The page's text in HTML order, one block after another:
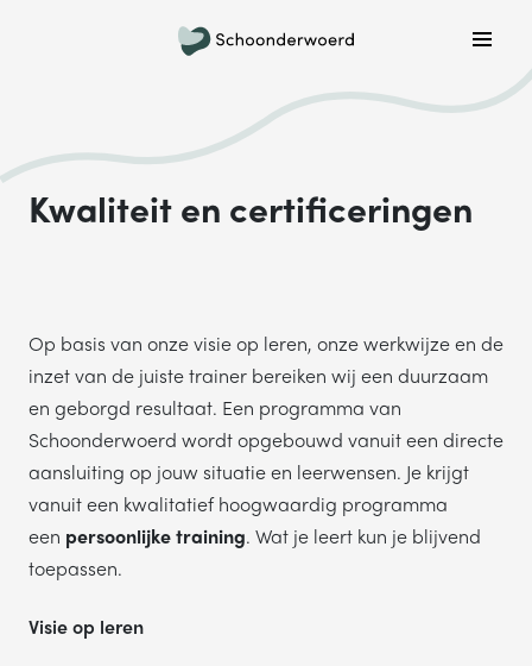
Kwaliteit en certificeringen
Op basis van onze visie op leren, onze werkwijze en de
inzet van de juiste trainer bereiken wij een duurzaam
en geborgd resultaat. Een programma van
Schoonderwoerd wordt opgebouwd vanuit een directe
aansluiting op jouw situatie en leerwensen. Je krijgt
vanuit een kwalitatief hoogwaardig programma
een persoonlijke training. Wat je leert kun je blijvend
toepassen.
Visie op leren
Plan een belafspraak
Wil je graag gebeld worden om meer informatie te
krijgen? Kies hieronder welke dag jouw voorkeur heeft
en we bellen je!
MA DI WO DO VR
Waar gaat je vraag over?
NAAM
TELEFOONNUMMER